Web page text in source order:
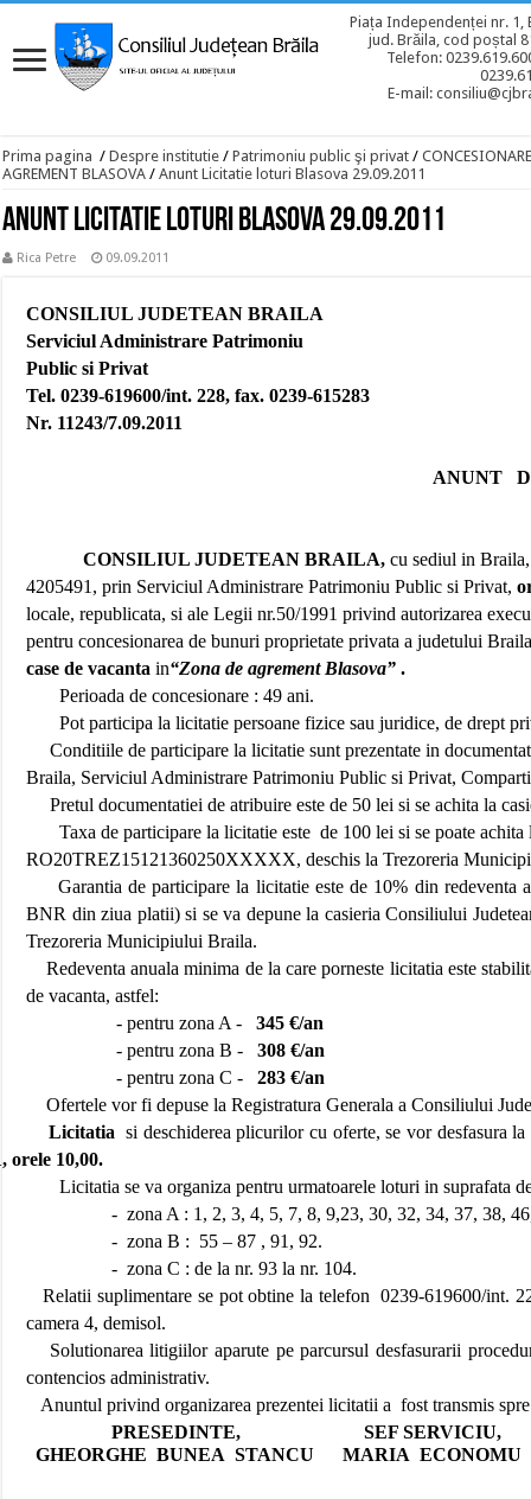
Piața Independenței nr. 1,
jud. Brăila, cod poștal
Telefon:
E-mail:
Prima pagina / Despre institutie / Patrimoniu public şi privat /
AGREMENT BLASOVA / Anunt Licitatie loturi Blasova 29.09.2011
Anunt Licitatie loturi Blasova 29.09.2011
Rica Petre 09.09.2011
CONSILIUL JUDETEAN BRAILA
Serviciul Administrare Patrimoniu
Public si Privat
Tel. 0239-619600/int. 228, fax. 0239-615283
Nr. 11243/7.09.2011
ANUNT
CONSILIUL JUDETEAN BRAILA, cu sediul in
4205491, prin Serviciul Administrare Patrimoniu Public si Privat,
locale, republicata, si ale Legii nr.50/1991 privind autorizarea
pentru concesionarea de bunuri proprietate privata a judetului
case de vacantain“Zona de agrement Blasova” .
Perioada de concesionare : 49 ani.
Pot participa la licitatie persoane fizice sau juridice, de drept
Conditiile de participare la licitatie sunt prezentate in
Braila, Serviciul Administrare Patrimoniu Public si Privat,
Pretul documentatiei de atribuire este de 50 lei si se achita la
Taxa de participare la licitatie este de 100 lei si se poate
RO20TREZ15121360250XXXXX, deschis la Trezoreria
Garantia de participare la licitatie este de 10% din
BNR din ziua platii) si se va depune la casieria Consiliului
Trezoreria Municipiului Braila.
Redeventa anuala minima de la care porneste licitatia este
de vacanta, astfel:
- pentru zona A -
345 €/an
- pentru zona B -
308 €/an
- pentru zona C -
283 €/an
Ofertele vor fi depuse la Registratura Generala a Consiliului
Licitatia si deschiderea plicurilor cu oferte, se vor desfasura
orele 10,00.
Licitatia se va organiza pentru urmatoarele loturi in suprafata
- zona A : 1, 2, 3, 4, 5, 7, 8, 9,23, 30, 32, 34, 37, 38,
- zona B : 55 – 87 , 91, 92.
- zona C : de la nr. 93 la nr. 104.
Relatii suplimentare se pot obtine la telefon
0239-619600/int.
camera 4, demisol.
Solutionarea litigiilor aparute pe parcursul desfasurarii
contencios administrativ.
Anuntul privind organizarea prezentei licitatii a fost transmis spre
PRESEDINTE,
SEF SERVICIU,
GHEORGHE BUNEA STANCU MARIA ECONOMU